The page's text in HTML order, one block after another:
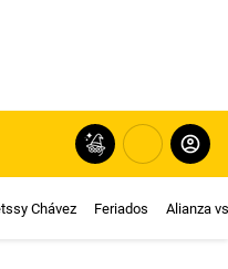
Chávez Feriados Alianza